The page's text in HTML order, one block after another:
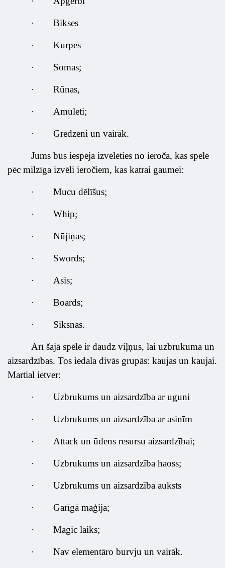
· Bikses
· Kurpes
· Somas;
· Rūnas,
· Amuleti;
· Gredzeni un vairāk.
Jums būs iespēja izvēlēties no ieroča, kas spēlē
pēc milzīga izvēli ieročiem, kas katrai gaumei:
· Mucu dēlīšus;
· Whip;
· Nūjiņas;
· Swords;
· Asis;
· Boards;
· Siksnas.
Arī šajā spēlē ir daudz viļņus, lai uzbrukuma un
aizsardzības. Tos iedala divās grupās: kaujas un kaujai.
Martial ietver:
· Uzbrukums un aizsardzība ar uguni
· Uzbrukums un aizsardzība ar asinīm
· Attack un ūdens resursu aizsardzībai;
· Uzbrukums un aizsardzība haoss;
· Uzbrukums un aizsardzība auksts
· Garīgā maģija;
· Magic laiks;
· Nav elementāro burvju un vairāk.